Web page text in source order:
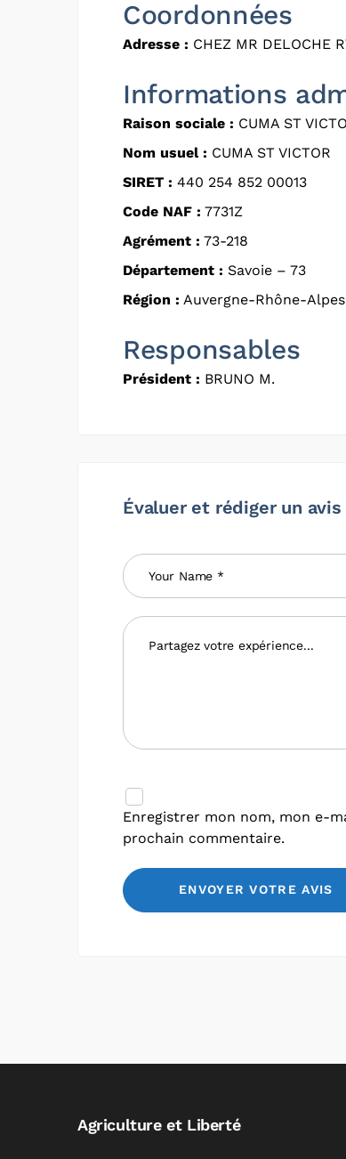
Coordonnées
Adresse : CHEZ MR DELOCHE
Informations
Raison sociale : CUMA ST
Nom usuel : CUMA ST VICTOR
SIRET : 440 254 852 00013
Code NAF : 7731Z
Agrément : 73-218
Département : Savoie – 73
Région : Auvergne-Rhône-Alpes
Responsables
Président : BRUNO M.
Évaluer et rédiger un avis
Enregistrer mon nom, mon e-
prochain commentaire.
Agriculture et Liberté